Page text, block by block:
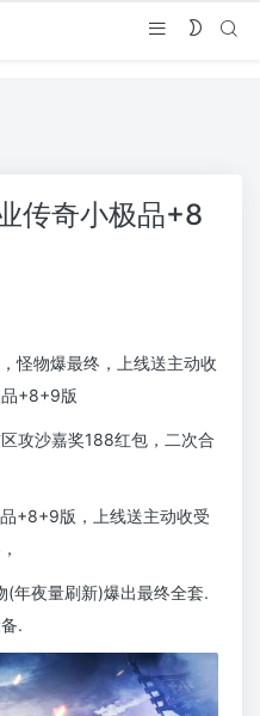
传奇小极品+8
怪物爆最终，上线送主动收
+8+9版
攻沙嘉奖188红包，二次合
+8+9版，上线送主动收受
年夜量刷新)爆出最终全套.
.